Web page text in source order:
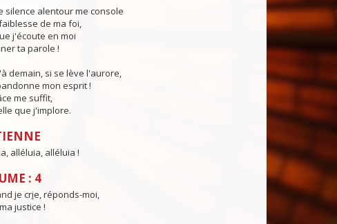
silence alentour me console
de ma foi,
j'écoute en moi
ta parole !
demain, si se lève l'aurore,
mon esprit !
me suffit,
que j'implore.
alléluia, alléluia !
: 4
je crie, réponds-moi,
justice !